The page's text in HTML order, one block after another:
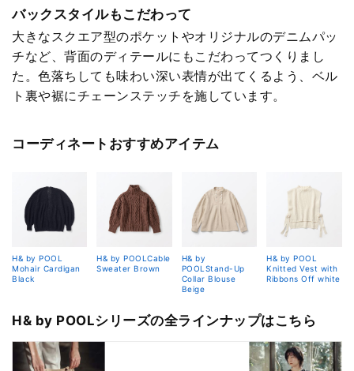
バックスタイルもこだわって
大きなスクエア型のポケットやオリジナルのデニムパッ
チなど、背面のディテールにもこだわってつくりまし
た。色落ちしても味わい深い表情が出てくるよう、ベル
ト裏や裾にチェーンステッチを施しています。
コーディネートおすすめアイテム
H& by POOL
Mohair Cardigan
Black
H& by POOLCable
Sweater Brown
H& by
POOLStand-Up
Collar Blouse
Beige
H& by POOL
Knitted Vest with
Ribbons Off white
H& by POOLシリーズの全ラインナップはこちら